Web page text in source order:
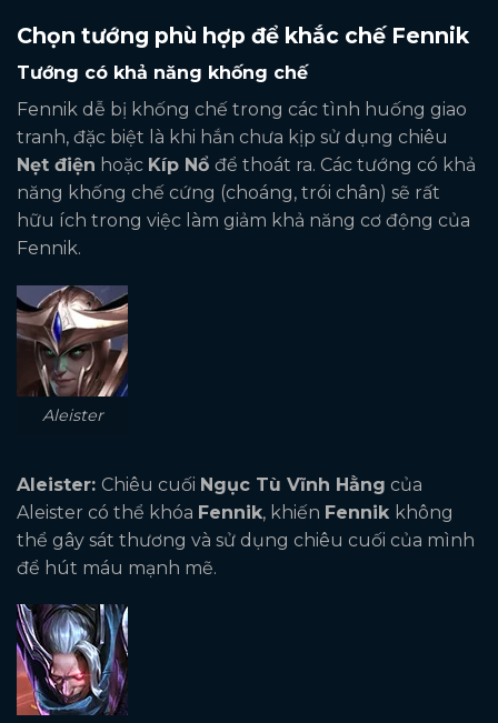
Chọn tướng phù hợp để khắc chế Fennik
Tướng có khả năng khống chế
Fennik dễ bị khống chế trong các tình huống giao
tranh, đặc biệt là khi hắn chưa kịp sử dụng chiêu
Nẹt điện hoặc Kíp Nổ để thoát ra. Các tướng có khả
năng khống chế cứng (choáng, trói chân) sẽ rất
hữu ích trong việc làm giảm khả năng cơ động của
Fennik.
Aleister
Aleister: Chiêu cuối Ngục Tù Vĩnh Hằng của
Aleister có thể khóa Fennik, khiến Fennik không
thể gây sát thương và sử dụng chiêu cuối của mình
để hút máu mạnh mẽ.